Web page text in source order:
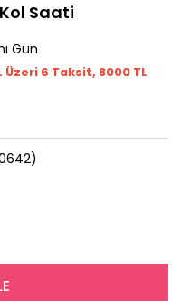
Saati
Gün
Üzeri 6 Taksit, 8000 TL